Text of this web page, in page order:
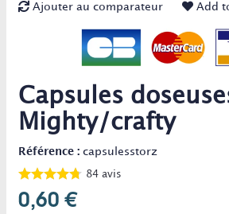
Ajouter au comparateur Add
Capsules
Mighty/crafty
Référence : capsulesstorz
84 avis
0,60 €